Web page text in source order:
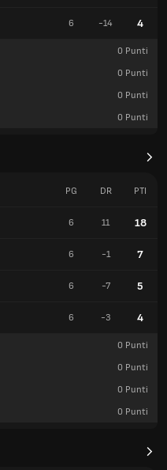
6 -14 4
0 Punti
0 Punti
0 Punti
0 Punti
PG DR PTI
6 11 18
6 -1 7
6 -7 5
6 -3 4
0 Punti
0 Punti
0 Punti
0 Punti